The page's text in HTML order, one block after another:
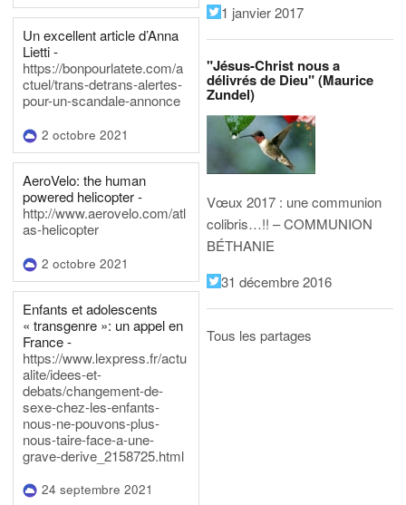
Un excellent article d’Anna
Lietti -
https://bonpourlatete.com/a
ctuel/trans-detrans-alertes-
pour-un-scandale-annonce
2 octobre 2021
AeroVelo: the human
powered helicopter -
http://www.aerovelo.com/atl
as-helicopter
2 octobre 2021
Enfants et adolescents
« transgenre »: un appel en
France -
https://www.lexpress.fr/actu
alite/idees-et-
debats/changement-de-
sexe-chez-les-enfants-
nous-ne-pouvons-plus-
nous-taire-face-a-une-
grave-derive_2158725.html
24 septembre 2021
1 janvier 2017
"Jésus-Christ nous a
délivrés de Dieu" (Maurice
Zundel)
Vœux 2017 : une communion
colibris…!! – COMMUNION
BÉTHANIE
31 décembre 2016
Tous les partages